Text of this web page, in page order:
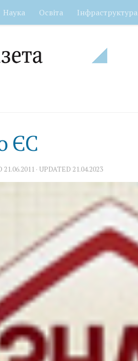
Наука Освіта Інфраструктура
ЄС
21.06.2011 · UPDATED 21.04.2023